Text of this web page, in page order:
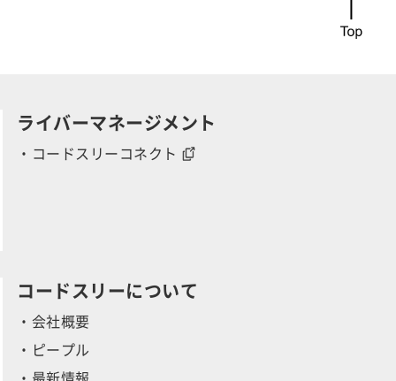
ライバーマネージメント
・コードスリーコネクト
コードスリーについて
・会社概要
・ピープル
・最新情報